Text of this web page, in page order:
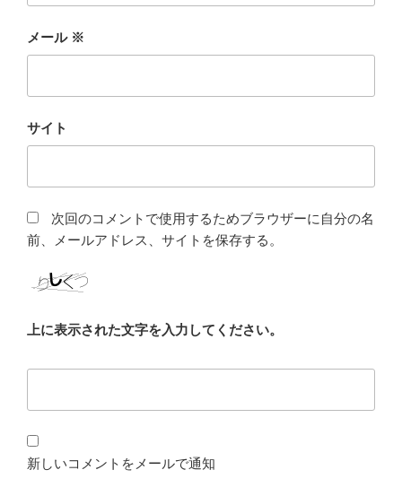
メール ※
サイト
次回のコメントで使用するためブラウザーに自分の名
前、メールアドレス、サイトを保存する。
上に表示された文字を入力してください。
新しいコメントをメールで通知